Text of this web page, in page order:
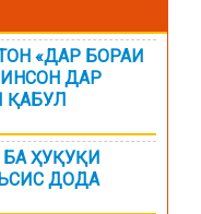
«ДАР БОРАИ
ДАР
ҚАБУЛ
ҲУҚУҚИ
ДОДА